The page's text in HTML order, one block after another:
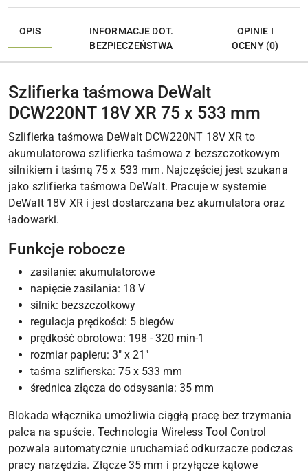
OPIS
INFORMACJE DOT.
BEZPIECZEŃSTWA
OPINIE I
OCENY (0)
Szlifierka taśmowa DeWalt
DCW220NT 18V XR 75 x 533 mm
Szlifierka taśmowa DeWalt DCW220NT 18V XR to
akumulatorowa szlifierka taśmowa z bezszczotkowym
silnikiem i taśmą 75 x 533 mm. Najczęściej jest szukana
jako szlifierka taśmowa DeWalt. Pracuje w systemie
DeWalt 18V XR i jest dostarczana bez akumulatora oraz
ładowarki.
Funkcje robocze
zasilanie: akumulatorowe
napięcie zasilania: 18 V
silnik: bezszczotkowy
regulacja prędkości: 5 biegów
prędkość obrotowa: 198 - 320 min-1
rozmiar papieru: 3" x 21"
taśma szlifierska: 75 x 533 mm
średnica złącza do odsysania: 35 mm
Blokada włącznika umożliwia ciągłą pracę bez trzymania
palca na spuście. Technologia Wireless Tool Control
pozwala automatycznie uruchamiać odkurzacze podczas
pracy narzędzia. Złącze 35 mm i przyłącze kątowe